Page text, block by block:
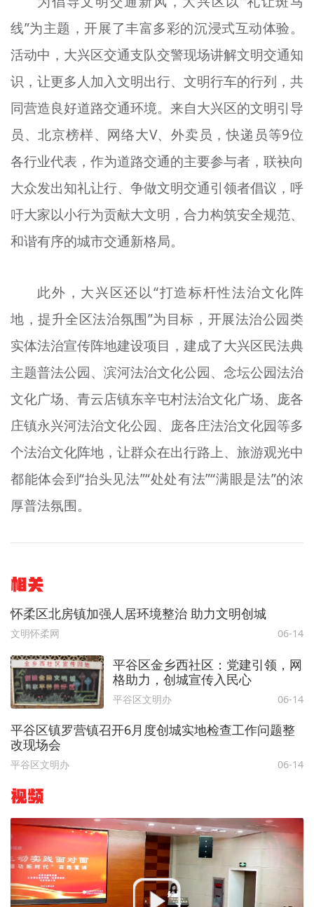
线”为主题，开展了丰富多彩的沉浸式互动体验。
活动中，大兴区交通支队交警现场讲解文明交通知
识，让更多人加入文明出行、文明行车的行列，共
同营造良好道路交通环境。来自大兴区的文明引导
员、北京榜样、网络大V、外卖员，快递员等9位
各行业代表，作为道路交通的主要参与者，联袂向
大众发出知礼让行、争做文明交通引领者倡议，呼
吁大家以小行为贡献大文明，合力构筑安全规范、
和谐有序的城市交通新格局。
此外，大兴区还以“打造标杆性法治文化阵
地，提升全区法治氛围”为目标，开展法治公园类
实体法治宣传阵地建设项目，建成了大兴区民法典
主题普法公园、滨河法治文化公园、念坛公园法治
文化广场、青云店镇东辛屯村法治文化广场、庞各
庄镇永兴河法治文化公园、庞各庄法治文化园等多
个法治文化阵地，让群众在出行路上、旅游观光中
都能体会到“抬头见法”“处处有法”“满眼是法”的浓
厚普法氛围。
相关
怀柔区北房镇加强人居环境整治 助力文明创城
文明怀柔网 06-14
平谷区金乡西社区：党建引领，网
格助力，创城宣传入民心
平谷区文明办 06-14
平谷区镇罗营镇召开6月度创城实地检查工作问题整
改现场会
平谷区文明办 06-14
视频